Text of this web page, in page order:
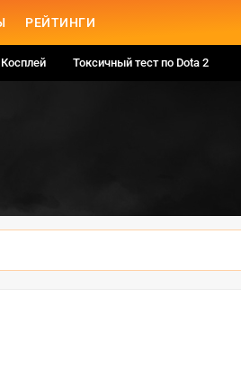
РЕЙТИНГИ
Косплей Токсичный тест по Dota 2